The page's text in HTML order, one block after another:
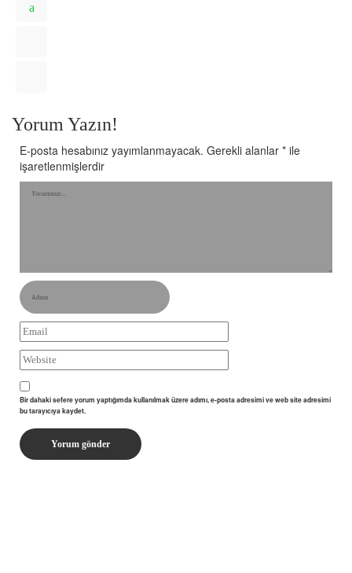
Yorum Yazın!
E-posta hesabınız yayımlanmayacak. Gerekli alanlar * ile
işaretlenmişlerdir
Bir dahaki sefere yorum yaptığımda kullanılmak üzere adımı, e-posta adresimi ve web site adresimi
bu tarayıcıya kaydet.